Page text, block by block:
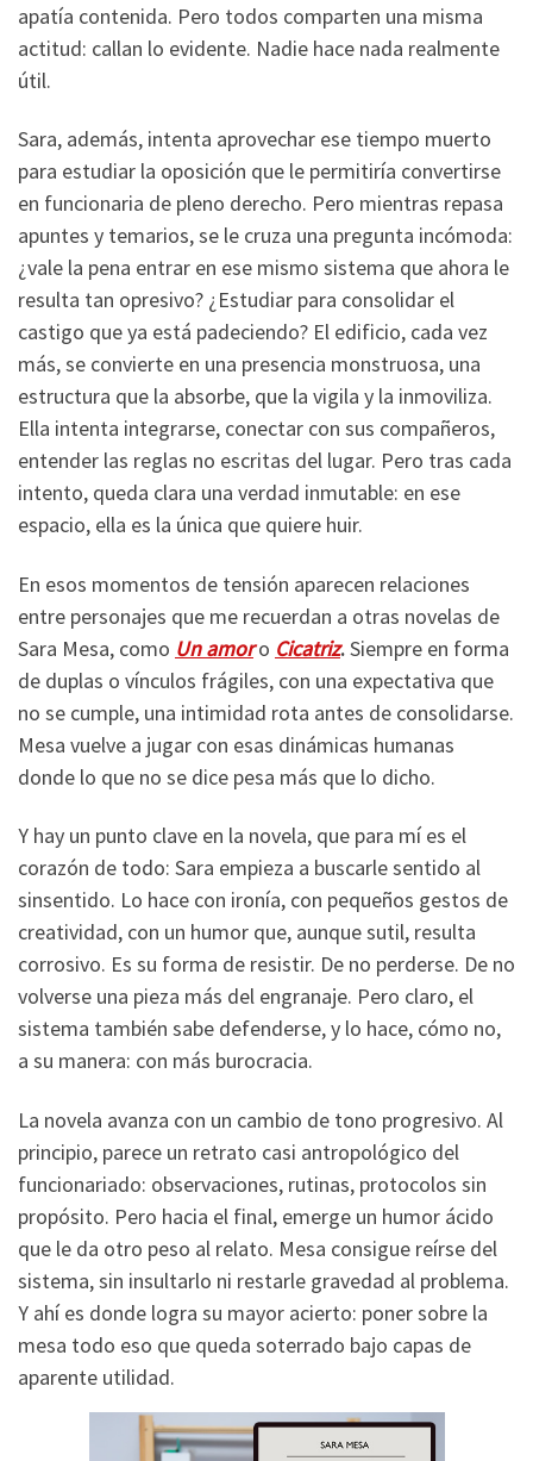
apatía contenida. Pero todos comparten una misma
actitud: callan lo evidente. Nadie hace nada realmente
útil.
Sara, además, intenta aprovechar ese tiempo muerto
para estudiar la oposición que le permitiría convertirse
en funcionaria de pleno derecho. Pero mientras repasa
apuntes y temarios, se le cruza una pregunta incómoda:
¿vale la pena entrar en ese mismo sistema que ahora le
resulta tan opresivo? ¿Estudiar para consolidar el
castigo que ya está padeciendo? El edificio, cada vez
más, se convierte en una presencia monstruosa, una
estructura que la absorbe, que la vigila y la inmoviliza.
Ella intenta integrarse, conectar con sus compañeros,
entender las reglas no escritas del lugar. Pero tras cada
intento, queda clara una verdad inmutable: en ese
espacio, ella es la única que quiere huir.
En esos momentos de tensión aparecen relaciones
entre personajes que me recuerdan a otras novelas de
Sara Mesa, como Un amoro Cicatriz.Siempre en forma
de duplas o vínculos frágiles, con una expectativa que
no se cumple, una intimidad rota antes de consolidarse.
Mesa vuelve a jugar con esas dinámicas humanas
donde lo que no se dice pesa más que lo dicho.
Y hay un punto clave en la novela, que para mí es el
corazón de todo: Sara empieza a buscarle sentido al
sinsentido. Lo hace con ironía, con pequeños gestos de
creatividad, con un humor que, aunque sutil, resulta
corrosivo. Es su forma de resistir. De no perderse. De no
volverse una pieza más del engranaje. Pero claro, el
sistema también sabe defenderse, y lo hace, cómo no,
a su manera: con más burocracia.
La novela avanza con un cambio de tono progresivo. Al
principio, parece un retrato casi antropológico del
funcionariado: observaciones, rutinas, protocolos sin
propósito. Pero hacia el final, emerge un humor ácido
que le da otro peso al relato. Mesa consigue reírse del
sistema, sin insultarlo ni restarle gravedad al problema.
Y ahí es donde logra su mayor acierto: poner sobre la
mesa todo eso que queda soterrado bajo capas de
aparente utilidad.